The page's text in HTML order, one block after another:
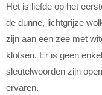
Het is liefde op het
de dunne, lichtgrijze
zijn aan een zee met
klotsen. Er is geen
sleutelwoorden zijn
ervaren.